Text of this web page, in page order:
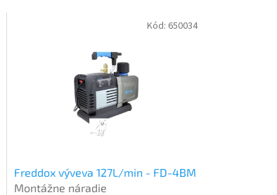
Freddox výveva 127L/min - FD-4BM
Montážne náradie
Kód: 650034